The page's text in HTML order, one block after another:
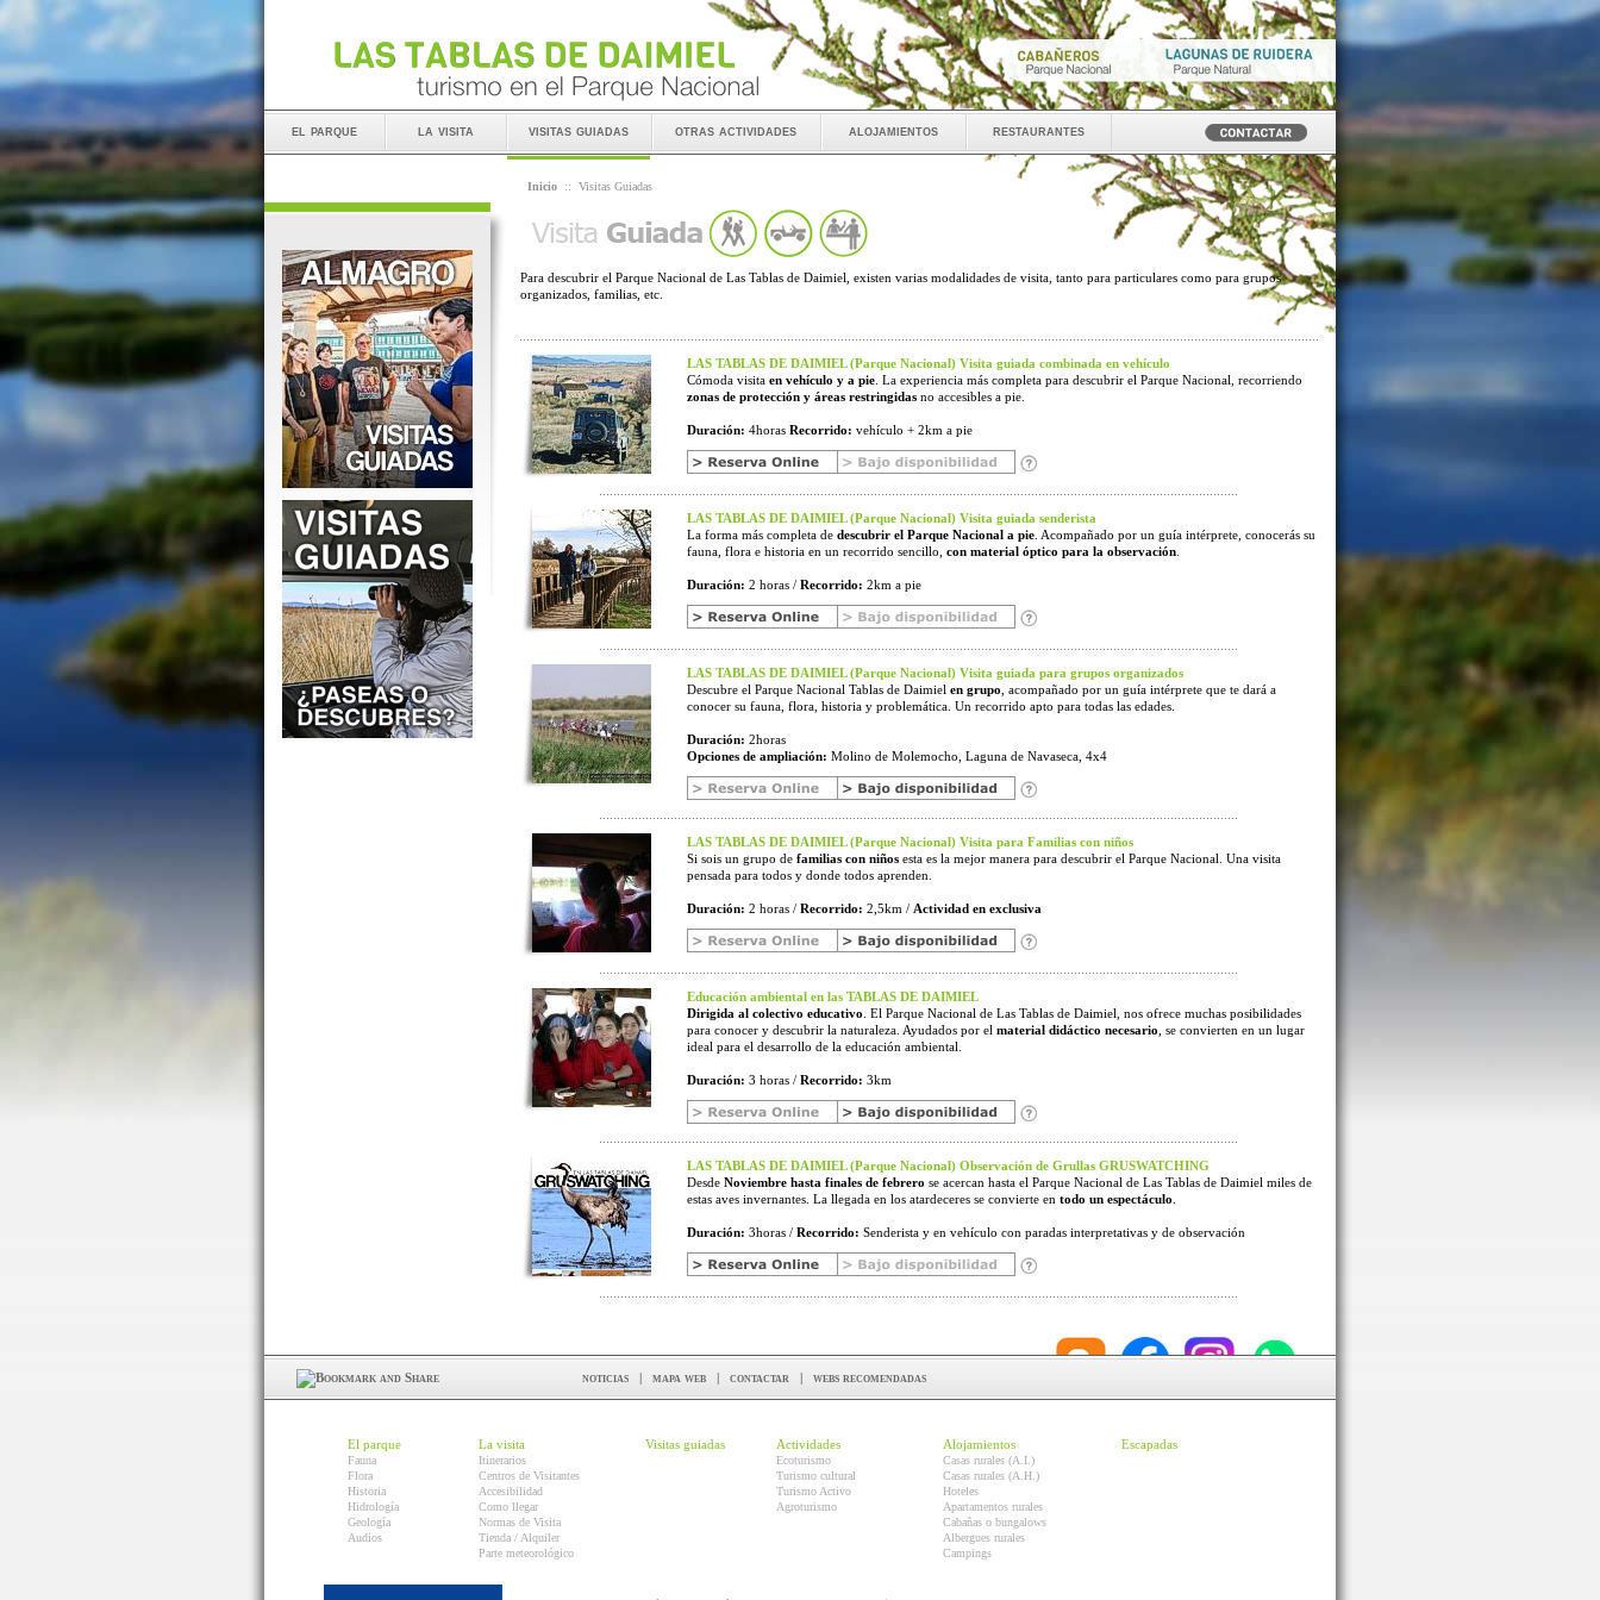
el parque la visita visitas guiadas otras actividades alojamientos restaurantes
Inicio :: Visitas Guiadas
Para descubrir el Parque Nacional de Las Tablas de Daimiel, existen varias modalidades de visita, tanto para particulares como para grupos
organizados, familias, etc.
LAS TABLAS DE DAIMIEL (Parque Nacional) Visita guiada combinada en vehículo
Cómoda visita en vehículo y a pie . La experiencia más completa para descubrir el Parque Nacional, recorriendo
zonas de protección y áreas restringidas no accesibles a pie.
Duración: 4horas Recorrido: vehículo + 2km a pie
LAS TABLAS DE DAIMIEL (Parque Nacional) Visita guiada senderista
La forma más completa de descubrir el Parque Nacional a pie . Acompañado por un guía intérprete, conocerás su
fauna, flora e historia en un recorrido sencillo, con material óptico para la observación
Duración: 2 horas / Recorrido: 2km a pie
LAS TABLAS DE DAIMIEL (Parque Nacional) Visita guiada para grupos organizados
Descubre el Parque Nacional Tablas de Daimiel en grupo , acompañado por un guía intérprete que te dará a
conocer su fauna, flora, historia y problemática. Un recorrido apto para todas las edades.
Duración: 2horas
Opciones de ampliación: Molino de Molemocho, Laguna de Navaseca, 4x4
LAS TABLAS DE DAIMIEL (Parque Nacional) Visita para Familias con niños
Si sois un grupo de familias con niños esta es la mejor manera para descubrir el Parque Nacional. Una visita
pensada para todos y donde todos aprenden.
Duración: 2 horas / Recorrido: 2,5km / Actividad en exclusiva
Educación ambiental en las TABLAS DE DAIMIEL
Dirigida al colectivo educativo . El Parque Nacional de Las Tablas de Daimiel, nos ofrece muchas posibilidades
para conocer y descubrir la naturaleza. Ayudados por el material didáctico necesario , se convierten en un lugar
ideal para el desarrollo de la educación ambiental.
Duración: 3 horas / Recorrido: 3km
LAS TABLAS DE DAIMIEL (Parque Nacional) Observación de Grullas GRUSWATCHING
Desde Noviembre hasta finales de febrero se acercan hasta el Parque Nacional de Las Tablas de Daimiel miles de
estas aves invernantes. La llegada en los atardeceres se convierte en todo un espectáculo
Duración: 3horas / Recorrido: Senderista y en vehículo con paradas interpretativas y de observación
noticias | mapa web | contactar | webs recomendadas
El parque
Fauna
Flora
Historia
Hidrología
Geología
Audios
La visita
Itinerarios
Centros de Visitantes
Accesibilidad
Como llegar
Normas de Visita
Tienda / Alquiler
Parte meteorológico
Visitas guiadas Actividades
Ecoturismo
Turismo cultural
Turismo Activo
Agroturismo
Alojamientos
Casas rurales (A.I.)
Casas rurales (A.H.)
Hoteles
Apartamentos rurales
Cabañas o bungalows
Albergues rurales
Campings
Escapadas